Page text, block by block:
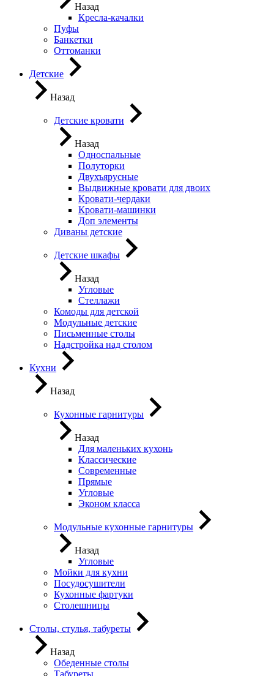
Назад
Кресла-качалки
Пуфы
Банкетки
Оттоманки
Детские
Назад
Детские кровати
Назад
Односпальные
Полуторки
Двухъярусные
Выдвижные кровати для двоих
Кровати-чердаки
Кровати-машинки
Доп элементы
Диваны детские
Детские шкафы
Назад
Угловые
Стеллажи
Комоды для детской
Модульные детские
Письменные столы
Надстройка над столом
Кухни
Назад
Кухонные гарнитуры
Назад
Для маленьких кухонь
Классические
Современные
Прямые
Угловые
Эконом класса
Модульные кухонные гарнитуры
Назад
Угловые
Мойки для кухни
Посудосушители
Кухонные фартуки
Столешницы
Столы, стулья, табуреты
Назад
Обеденные столы
Табуреты